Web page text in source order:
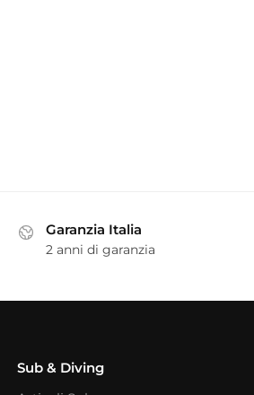
Garanzia Italia
2 anni di garanzia
Sub & Diving